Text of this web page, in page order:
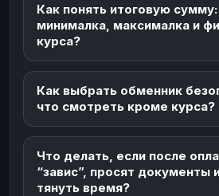
Как понять итоговую сумму:
минималка, максималка и
курса?
Как выбрать обменник
что смотреть кроме курса?
Что делать, если после
“завис”, просят документы
тянуть время?